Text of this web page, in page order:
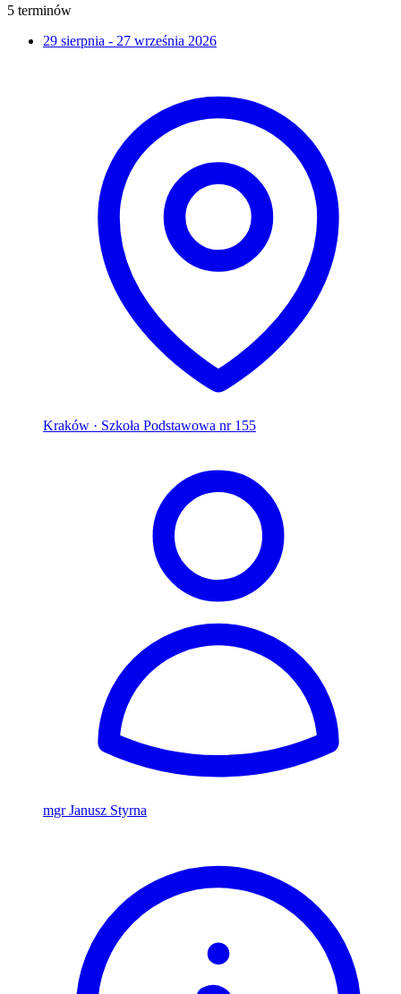
5 terminów
29 sierpnia - 27 września 2026
Kraków · Szkoła Podstawowa nr 155
mgr Janusz Styrna